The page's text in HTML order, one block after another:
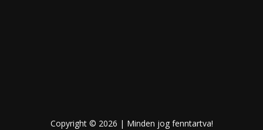
Copyright © 2026 | Minden jog fenntartva!